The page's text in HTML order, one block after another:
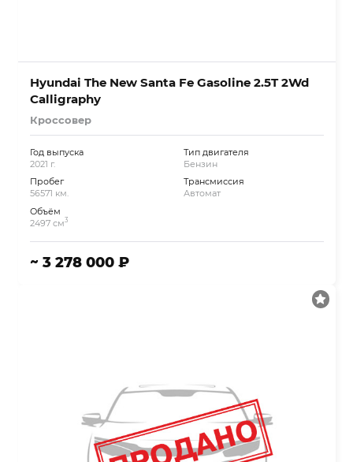
Hyundai The New Santa Fe Gasoline 2.5T 2Wd
Calligraphy
Кроссовер
Год выпуска
2021 г.
Пробег
56571 км.
Объём
2497 см3
Тип двигателя
Бензин
Трансмиссия
Автомат
~ 3 278 000 ₽